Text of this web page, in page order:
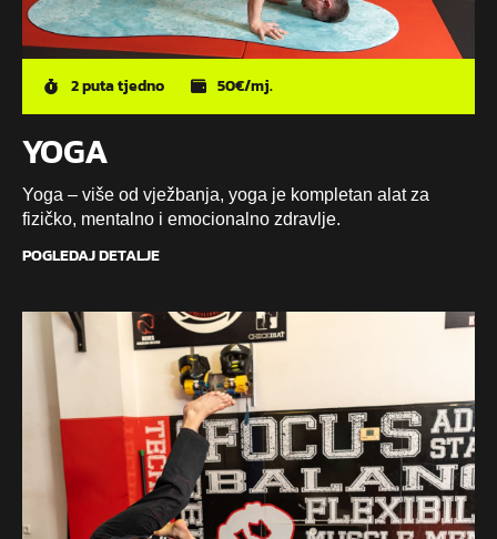
2 puta tjedno 50€/mj.
YOGA
Yoga – više od vježbanja, yoga je kompletan alat za
fizičko, mentalno i emocionalno zdravlje.
POGLEDAJ DETALJE